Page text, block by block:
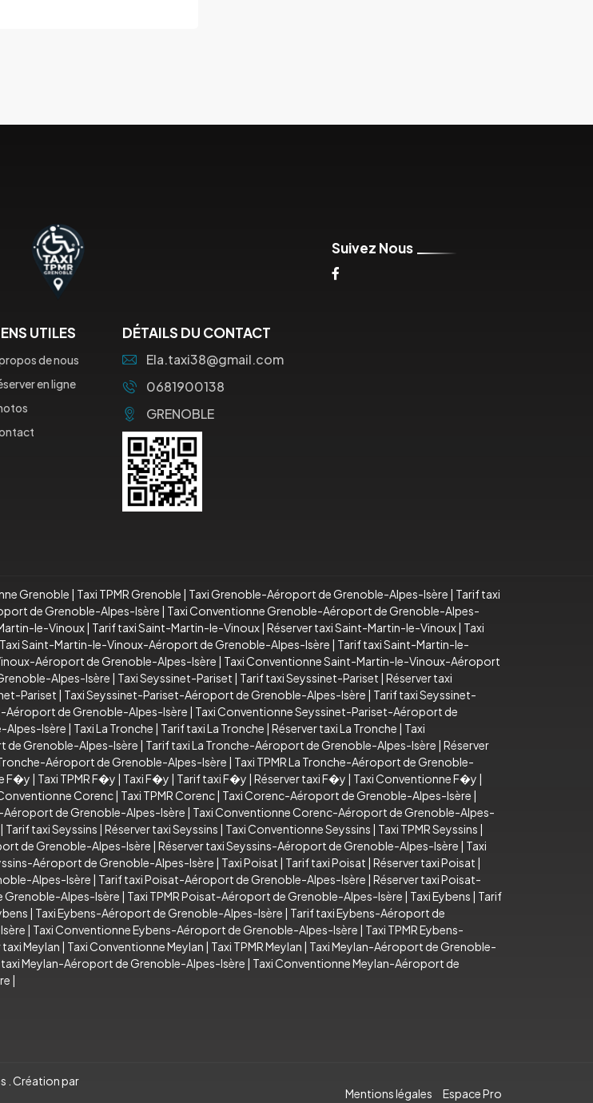
Suivez Nous
UTILES
de nous
en ligne
DÉTAILS DU CONTACT
Ela.taxi38@gmail.com
0681900138
GRENOBLE
Grenoble | Taxi TPMR Grenoble | Taxi Grenoble-Aéroport de Grenoble-Alpes-Isère | Tarif taxi
de Grenoble-Alpes-Isère | Taxi Conventionne Grenoble-Aéroport de Grenoble-Alpes-
le-Vinoux| Tarif taxi Saint-Martin-le-Vinoux| Réserver taxi Saint-Martin-le-Vinoux| Taxi
Taxi Saint-Martin-le-Vinoux-Aéroport de Grenoble-Alpes-Isère | Tarif taxi Saint-Martin-le-
Aéroport de Grenoble-Alpes-Isère | Taxi Conventionne Saint-Martin-le-Vinoux-Aéroport
Alpes-Isère | Taxi Seyssinet-Pariset | Tarif taxi Seyssinet-Pariset | Réserver taxi
Pariset | Taxi Seyssinet-Pariset-Aéroport de Grenoble-Alpes-Isère | Tarif taxi Seyssinet-
Aéroport de Grenoble-Alpes-Isère | Taxi Conventionne Seyssinet-Pariset-Aéroport de
Alpes-Isère | Taxi La Tronche | Tarif taxi La Tronche | Réserver taxi La Tronche | Taxi
de Grenoble-Alpes-Isère | Tarif taxi La Tronche-Aéroport de Grenoble-Alpes-Isère | Réserver
Aéroport de Grenoble-Alpes-Isère | Taxi TPMR La Tronche-Aéroport de Grenoble-
F�y | Taxi TPMR F�y | Taxi F�y | Tarif taxi F�y | Réserver taxi F�y | Taxi Conventionne F�y |
Corenc| Taxi TPMR Corenc| Taxi Corenc-Aéroport de Grenoble-Alpes-Isère |
Aéroport de Grenoble-Alpes-Isère | Taxi Conventionne Corenc-Aéroport de Grenoble-Alpes-
| Tarif taxi Seyssins | Réserver taxi Seyssins | Taxi Conventionne Seyssins | Taxi TPMR Seyssins |
de Grenoble-Alpes-Isère | Réserver taxi Seyssins-Aéroport de Grenoble-Alpes-Isère | Taxi
Aéroport de Grenoble-Alpes-Isère | Taxi Poisat | Tarif taxi Poisat | Réserver taxi Poisat |
Alpes-Isère | Tarif taxi Poisat-Aéroport de Grenoble-Alpes-Isère | Réserver taxi Poisat-
Grenoble-Alpes-Isère | Taxi TPMR Poisat-Aéroport de Grenoble-Alpes-Isère | Taxi Eybens | Tarif
| Taxi Eybens-Aéroport de Grenoble-Alpes-Isère | Tarif taxi Eybens-Aéroport de
| Taxi Conventionne Eybens-Aéroport de Grenoble-Alpes-Isère | Taxi TPMR Eybens-
Meylan | Taxi Conventionne Meylan | Taxi TPMR Meylan | Taxi Meylan-Aéroport de Grenoble-
taxi Meylan-Aéroport de Grenoble-Alpes-Isère | Taxi Conventionne Meylan-Aéroport de
|
. Création par
Mentions légales
Espace Pro